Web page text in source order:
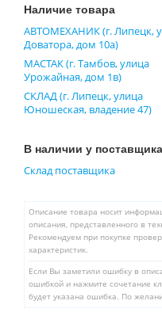
Наличие товара
АВТОМЕХАНИК (г. Липецк,
Доватора, дом 10а)
МАСТАК (г. Тамбов, улица
Урожайная, дом 1в)
СКЛАД (г. Липецк, улица
Юношеская, владение 47)
В наличии у поставщика
Склад поставщика
Описание товара носит
описания, представленного в
Рекомендуем при покупке
характеристик.
Если Вы заметили ошибку в
ошибкой и нажмите сочетание
будет указана ошибка. По